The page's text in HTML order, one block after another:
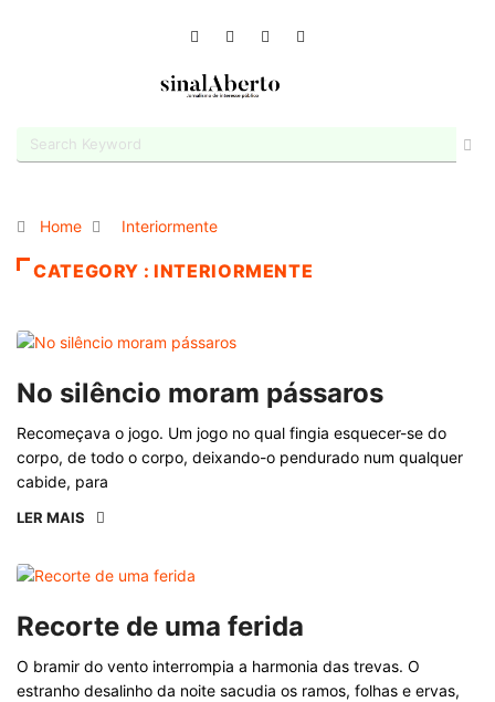
Home Interiormente
CATEGORY : INTERIORMENTE
No silêncio moram pássaros
Recomeçava o jogo. Um jogo no qual fingia esquecer-se do
corpo, de todo o corpo, deixando-o pendurado num qualquer
cabide, para
LER MAIS
Recorte de uma ferida
O bramir do vento interrompia a harmonia das trevas. O
estranho desalinho da noite sacudia os ramos, folhas e ervas,